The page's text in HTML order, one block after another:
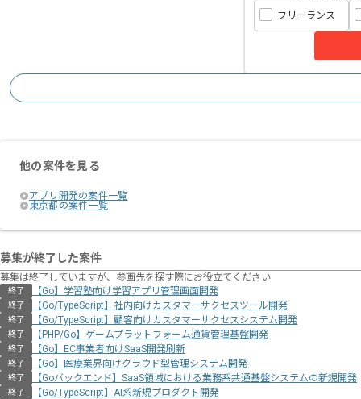
フリーランス
他の案件を見る
アプリ開発の案件一覧
東京都の案件一覧
募集が終了した案件
募集は終了していますが、参画先を探す際にお役立てください
終了 【Go】学習塾向け学習アプリ管理画面開発
終了 【Go/TypeScript】社内向けカスタマーサクセスツール開発
終了 【Go/TypeScript】顧客向けカスタマーサクセスシステム開発
終了 【PHP/Go】ゲームプラットフォーム通貨管理基盤開発
終了 【Go】EC事業者向けSaaS開発刷新
終了 【Go】医療業界向けクラウド型管理システム開発
終了 【Goバックエンド】SaaS領域における業務系共通基盤システムの新規開発
終了
【Go/TypeScript】AI系新規プロダクト開発